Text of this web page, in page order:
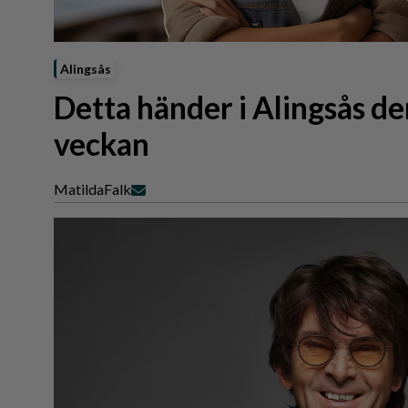
Reportage
Sport
Alingsås
Detta händer i Alingsås
veckan
MatildaFalk